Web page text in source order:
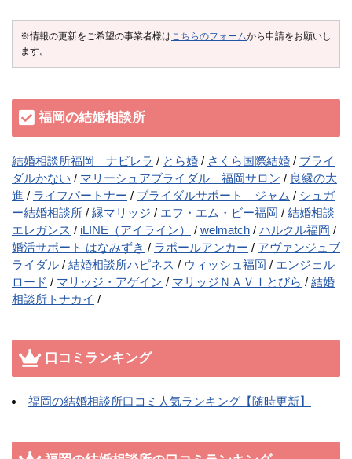
※情報の更新をご希望の事業者様はこちらのフォームから申請をお願いし
ます。
福岡の結婚相談所
結婚相談所福岡 ナビレラ とら婚 さくら国際結婚
ブライ
ダルかない
マリーシュアブライダル 福岡サロン
良縁の大
進
ライフパートナー ブライダルサポート ジャム
シュガ
ー結婚相談所
縁マリッジ エフ・エム・ビー福岡
結婚相談
エレガンス
iLINE（アイライン） welmatch
ハルクル福岡
婚活サポート はなみずき
ラポールアンカー
アヴァンジュブ
ライダル
結婚相談所ハピネス ウィッシュ福岡
エンジェル
ロード
マリッジ・アゲイン マリッジＮＡＶＩとびら
結婚
相談所トナカイ
口コミランキング
福岡の結婚相談所口コミ人気ランキング【随時更新】